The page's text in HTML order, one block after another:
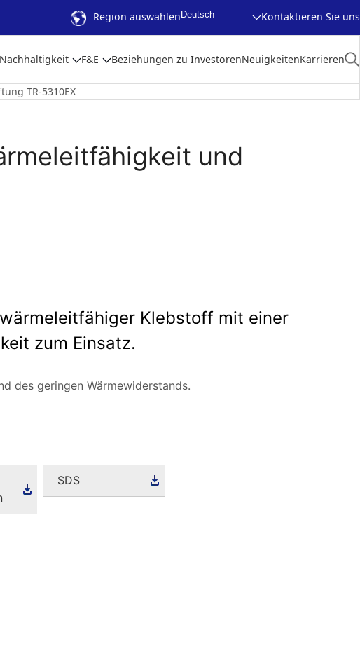
Region auswählen Deutsch Kontaktieren Sie uns
Nachhaltigkeit F&E Beziehungen zu InvestorenNeuigkeitenKarrieren
TR-5310EX
und
Klebstoff mit einer
zum Einsatz.
des geringen Wärmewiderstands.
SDS